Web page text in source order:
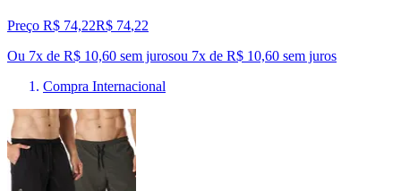
Preço R$ 74,22R$ 74,22
Ou 7x de R$ 10,60 sem jurosou 7x de R$ 10,60 sem juros
Compra Internacional